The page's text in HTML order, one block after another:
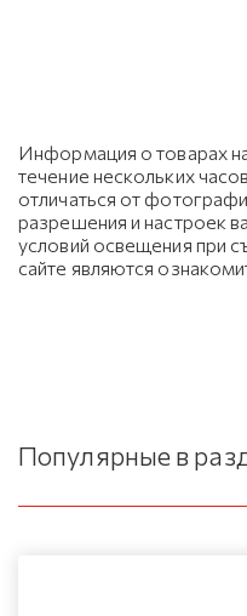
Информация о товарах
течение нескольких
отличаться от
разрешения и настроек
условий освещения при
сайте являются
Популярные в